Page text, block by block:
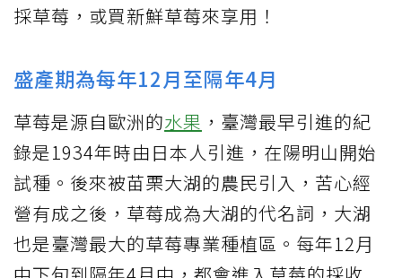
採草莓，或買新鮮草莓來享用！
盛產期為每年12月至隔年4月
草莓是源自歐洲的水果 ，臺灣最早引進的紀
錄是1934年時由日本人引進，在陽明山開始
試種。後來被苗栗大湖的農民引入，苦心經
營有成之後，草莓成為大湖的代名詞，大湖
也是臺灣最大的草莓專業種植區。每年12月